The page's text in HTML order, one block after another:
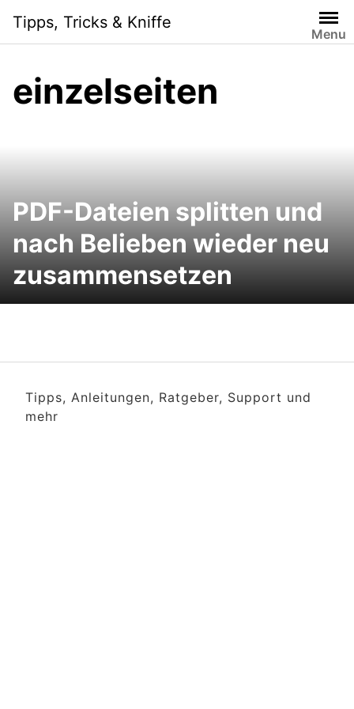
content
Tipps, Tricks & Kniffe
Menu
einzelseiten
PDF-Dateien splitten und
nach Belieben wieder neu
zusammensetzen
Tipps, Anleitungen, Ratgeber, Support und
mehr